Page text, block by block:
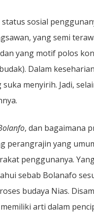
sosial
yang semi
yang motif polos
Dalam
menyirih. Jadi,
, dan bagaimana
perangrajin yang
penggunanya.
sebab Bolanafo
budaya Nias.
memiliki arti dalam